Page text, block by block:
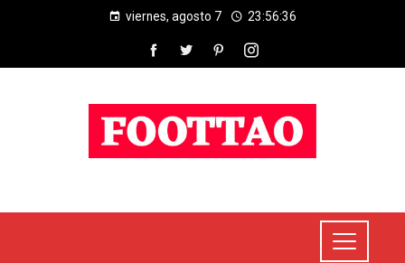
viernes, agosto 7 23:56:37